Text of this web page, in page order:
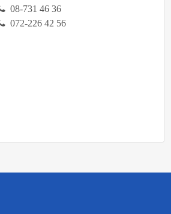
08-731 46 36
072-226 42 56